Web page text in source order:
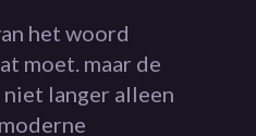
het woord
moet. maar de
langer alleen